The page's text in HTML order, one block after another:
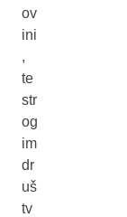
ov
ini
,
te
str
og
im
dr
uš
tv